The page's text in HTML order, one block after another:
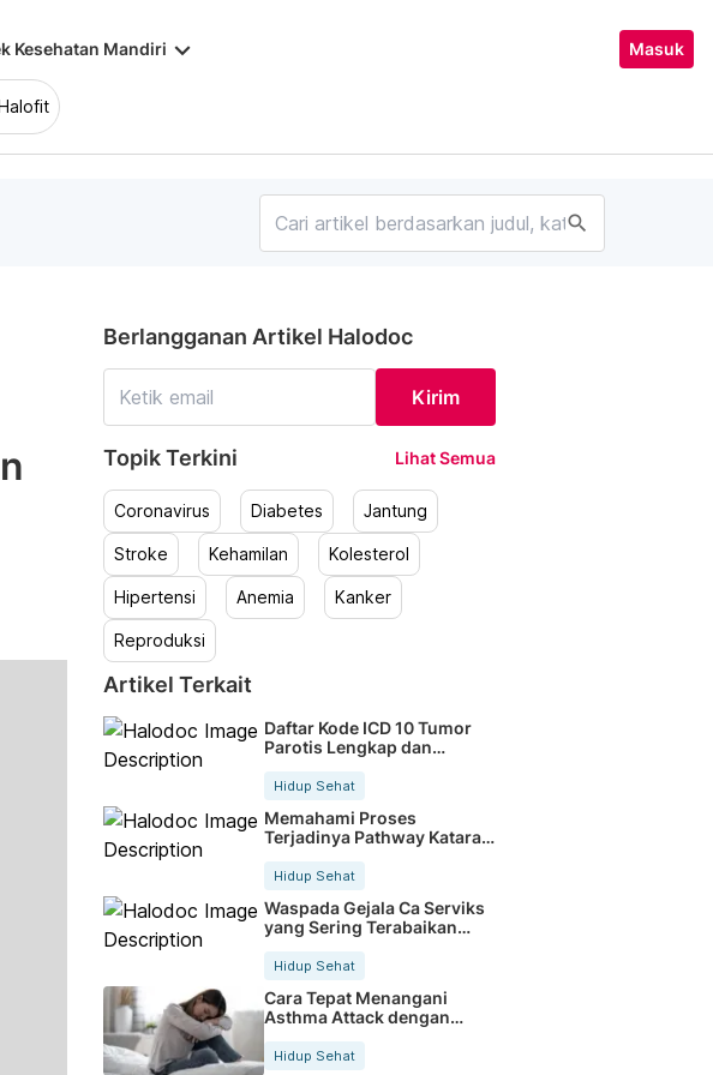
Kesehatan Mandiri keyboard_arrow_down Masuk
search
Berlangganan Artikel Halodoc
Kirim
Topik Terkini Lihat Semua
Coronavirus Diabetes Jantung
Stroke Kehamilan Kolesterol
Hipertensi Anemia Kanker
Reproduksi
Artikel Terkait
Daftar Kode ICD 10 Tumor
Parotis Lengkap dan
Hidup Sehat
Memahami Proses
Terjadinya Pathway Katarak
Hidup Sehat
Waspada Gejala Ca Serviks
yang Sering Terabaikan
Hidup Sehat
Cara Tepat Menangani
Asthma Attack dengan
Hidup Sehat